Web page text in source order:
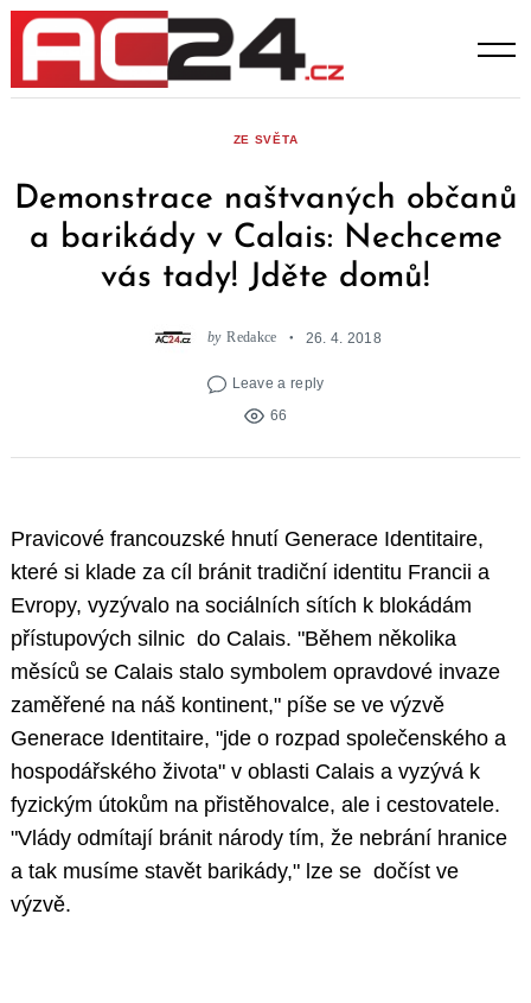
Skip
content
ZE SVĚTA
Demonstrace naštvaných občanů
a barikády v Calais: Nechceme
vás tady! Jděte domů!
by Redakce 26. 4. 2018
Leave a reply
66
Pravicové francouzské hnutí Generace Identitaire,
které si klade za cíl bránit tradiční identitu Francii a
Evropy, vyzývalo na sociálních sítích k blokádám
přístupových silnic do Calais. "Během několika
měsíců se Calais stalo symbolem opravdové invaze
zaměřené na náš kontinent," píše se ve výzvě
Generace Identitaire, "jde o rozpad společenského a
hospodářského života" v oblasti Calais a vyzývá k
fyzickým útokům na přistěhovalce, ale i cestovatele.
"Vlády odmítají bránit národy tím, že nebrání hranice
a tak musíme stavět barikády," lze se dočíst ve
výzvě.